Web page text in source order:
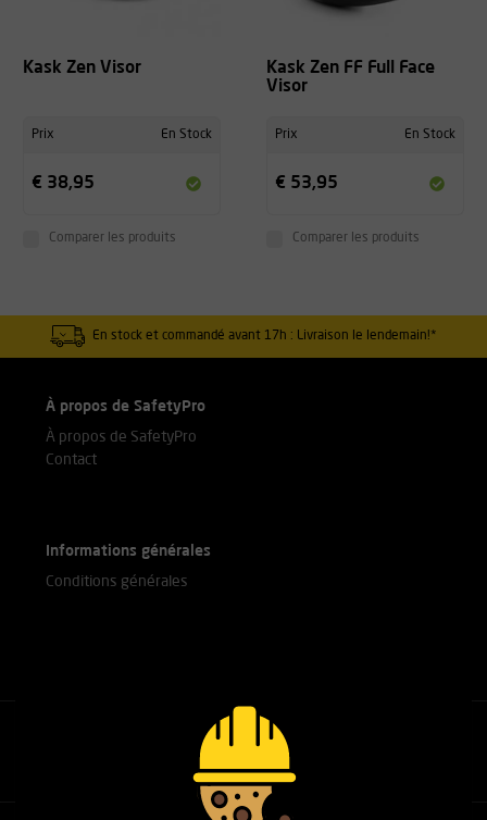
Kask Zen Visor
Prix En Stock
€ 38,95
Comparer les produits
Kask Zen FF Full Face
Visor
Prix En Stock
€ 53,95
Comparer les produits
En stock et commandé avant 17h : Livraison le lendemain!*
À propos de SafetyPro
À propos de SafetyPro
Contact
Informations générales
Conditions générales
Appelez nos experts
+31(0)76 751 25 18